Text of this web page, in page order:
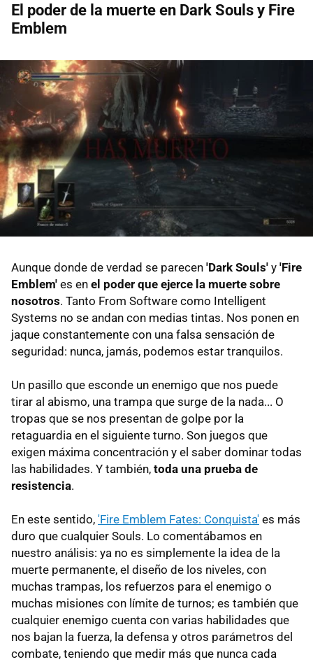
El poder de la muerte en Dark Souls y Fire
Emblem
Aunque donde de verdad se parecen 'Dark Souls' y 'Fire
Emblem' es en el poder que ejerce la muerte sobre
nosotros. Tanto From Software como Intelligent
Systems no se andan con medias tintas. Nos ponen en
jaque constantemente con una falsa sensación de
seguridad: nunca, jamás, podemos estar tranquilos.
Un pasillo que esconde un enemigo que nos puede
tirar al abismo, una trampa que surge de la nada... O
tropas que se nos presentan de golpe por la
retaguardia en el siguiente turno. Son juegos que
exigen máxima concentración y el saber dominar todas
las habilidades. Y también, toda una prueba de
resistencia.
En este sentido, 'Fire Emblem Fates: Conquista' es más
duro que cualquier Souls. Lo comentábamos en
nuestro análisis: ya no es simplemente la idea de la
muerte permanente, el diseño de los niveles, con
muchas trampas, los refuerzos para el enemigo o
muchas misiones con límite de turnos; es también que
cualquier enemigo cuenta con varias habilidades que
nos bajan la fuerza, la defensa y otros parámetros del
combate, teniendo que medir más que nunca cada